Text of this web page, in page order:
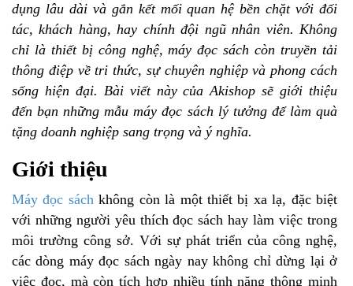
dụng lâu dài và gắn kết mối quan hệ bền chặt với đối
tác, khách hàng, hay chính đội ngũ nhân viên. Không
chỉ là thiết bị công nghệ, máy đọc sách còn truyền tải
thông điệp về tri thức, sự chuyên nghiệp và phong cách
sống hiện đại. Bài viết này của Akishop sẽ giới thiệu
đến bạn những mẫu máy đọc sách lý tưởng để làm quà
tặng doanh nghiệp sang trọng và ý nghĩa.
Giới thiệu
Máy đọc sáchkhông còn là một thiết bị xa lạ, đặc biệt
với những người yêu thích đọc sách hay làm việc trong
môi trường công sở. Với sự phát triển của công nghệ,
các dòng máy đọc sách ngày nay không chỉ dừng lại ở
việc đọc, mà còn tích hợp nhiều tính năng thông minh